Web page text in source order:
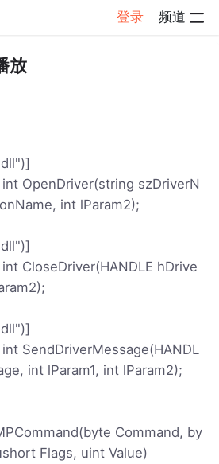
登录 频道
情
放
OpenDriver(string szDriverN
int lParam2);
CloseDriver(HANDLE hDrive
SendDriverMessage(HANDL
int lParam1, int lParam2);
Command, by
Flags, uint Value)